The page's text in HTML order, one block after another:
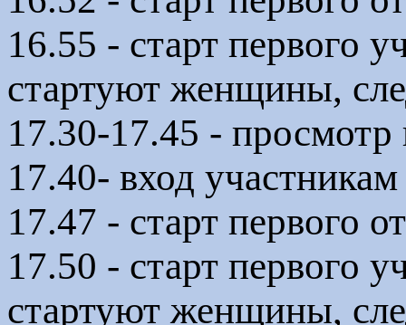
16.55 - старт первого
стартуют женщины,
17.30-17.45 - просмотр
17.40- вход
17.47 - старт первого
17.50 - старт первого
стартуют женщины,